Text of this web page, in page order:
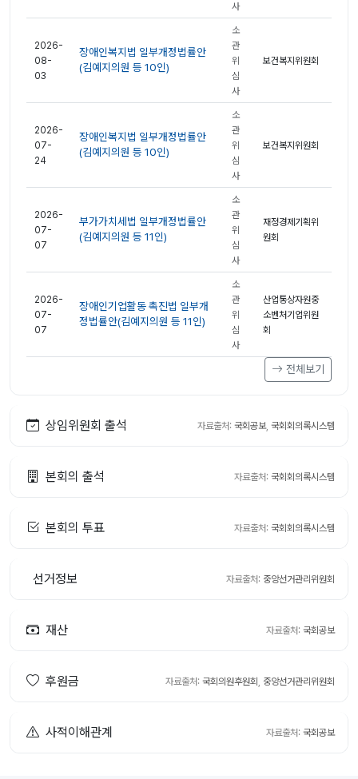
사
2026-
08-
03
장애인복지법 일부개정법률안
(김예지의원 등 10인)
소
관
위
심
사
보건복지위원회
2026-
07-
24
장애인복지법 일부개정법률안
(김예지의원 등 10인)
소
관
위
심
사
보건복지위원회
2026-
07-
07
부가가치세법 일부개정법률안
(김예지의원 등 11인)
소
관
위
심
사
재정경제기획위
원회
2026-
07-
07
장애인기업활동 촉진법 일부개
정법률안(김예지의원 등 11인)
소
관
위
심
사
산업통상자원중
소벤처기업위원
회
전체보기
상임위원회 출석 자료출처: 국회공보, 국회회의록시스템
본회의 출석 자료출처: 국회회의록시스템
본회의 투표 자료출처: 국회회의록시스템
선거정보 자료출처: 중앙선거관리위원회
재산 자료출처: 국회공보
후원금 자료출처: 국회의원후원회 중앙선거관리위원회
사적이해관계 자료출처: 국회공보